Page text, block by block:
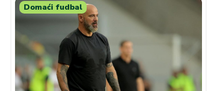
Domaći fudbal